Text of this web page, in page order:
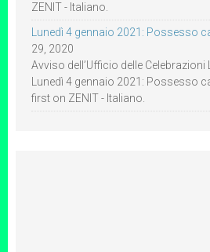
ZENIT - Italiano.
Lunedì 4 gennaio 2021: Possesso
29, 2020
Avviso dell’Ufficio delle
Lunedì 4 gennaio 2021: Possesso
first on ZENIT - Italiano.